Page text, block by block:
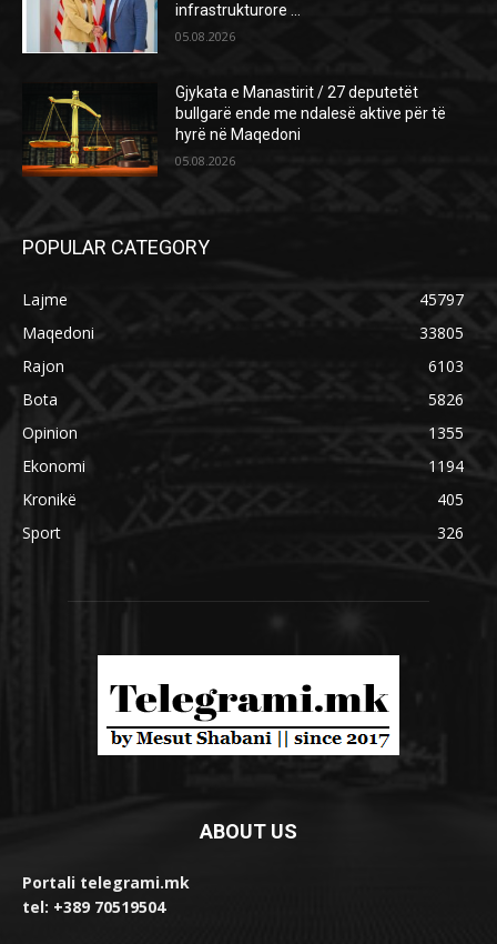
infrastrukturore …
05.08.2026
Gjykata e Manastirit / 27 deputetët
bullgarë ende me ndalesë aktive për të
hyrë në Maqedoni
05.08.2026
POPULAR CATEGORY
Lajme
45797
Maqedoni
33805
Rajon
6103
Bota
5826
Opinion
1355
Ekonomi
1194
Kronikë
405
Sport
326
ABOUT US
Portali telegrami.mk
tel: +389 70519504